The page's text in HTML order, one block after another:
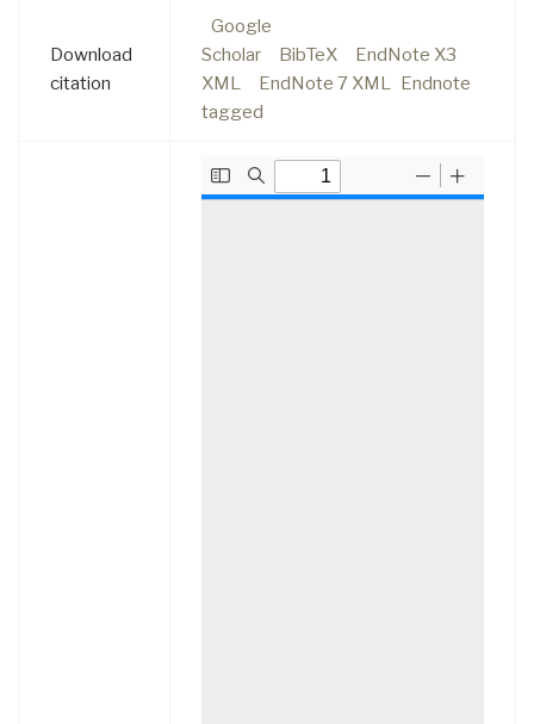
Download
citation
Google
Scholar
BibTeX
EndNote X3
XML
EndNote 7 XML Endnote
tagged